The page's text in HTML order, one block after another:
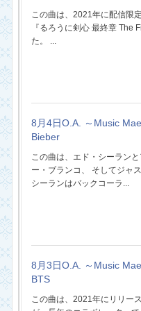
この曲は、2021年に配信限
『るろうに剣心 最終章 The
た。 ...
8月4日O.A. ～Music
Bieber
この曲は、エド・シーラン
ー・ブランコ、 そしてジャ
シーランはバックコーラ...
8月3日O.A. ～Music
BTS
この曲は、2021年にリリー